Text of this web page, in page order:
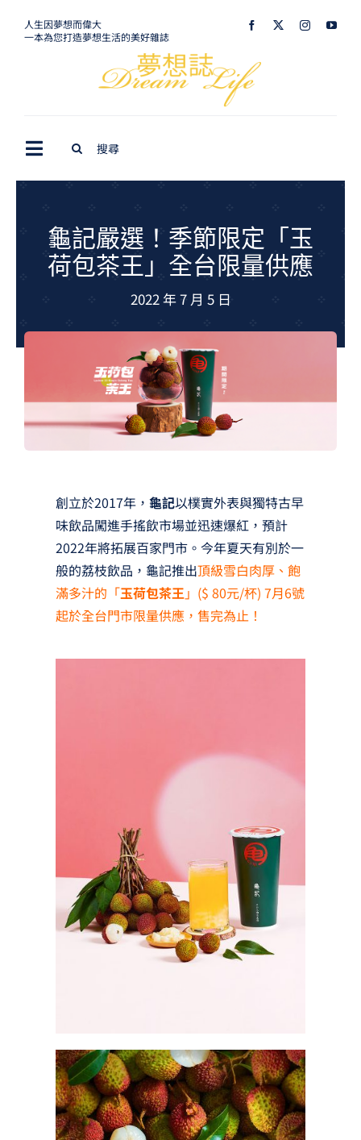
人生因夢想而偉大
一本為您打造夢想生活的美好雜誌
Toggle
Navigation
生活美學
室內設計
夢想旅遊
龜記嚴選！季節限定「玉
荷包茶王」全台限量供應
2022 年 7 月 5 日
創立於2017年， 龜記以樸實外表與獨特古早
味飲品闖進手搖飲市場並迅速爆紅，預計
2022年將拓展百家門市。今年夏天有別於一
般的荔枝飲品，龜記推出頂級雪白肉厚、飽
滿多汁的「玉荷包茶王 」($ 80元/杯) 7月6號
起於全台門市限量供應，售完為止！